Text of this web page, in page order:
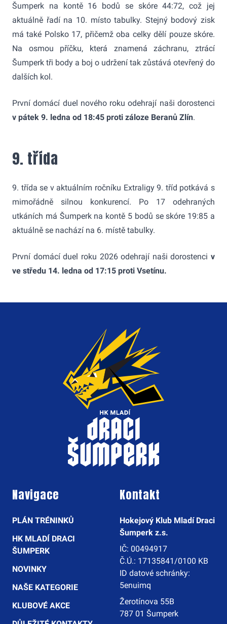
Šumperk na kontě 16 bodů se skóre 44:72, což jej
aktuálně řadí na 10. místo tabulky. Stejný bodový zisk
má také Polsko 17, přičemž oba celky dělí pouze skóre.
Na osmou příčku, která znamená záchranu, ztrácí
Šumperk tři body a boj o udržení tak zůstává otevřený do
dalších kol.
První domácí duel nového roku odehrají naši dorostenci
v pátek 9. ledna od 18:45 proti záloze Beranů Zlín.
9. třída
9. třída se v aktuálním ročníku Extraligy 9. tříd potkává s
mimořádně silnou konkurencí. Po 17 odehraných
utkáních má Šumperk na kontě 5 bodů se skóre 19:85 a
aktuálně se nachází na 6. místě tabulky.
První domácí duel roku 2026 odehrají naši dorostenci v
ve středu 14. ledna od 17:15 proti Vsetínu.
Navigace
PLÁN TRÉNINKŮ
HK MLADÍ DRACI
ŠUMPERK
NOVINKY
NAŠE KATEGORIE
KLUBOVÉ AKCE
Kontakt
Hokejový Klub Mladí Draci
Šumperk z.s.
IČ: 00494917
Č.Ú.: 17135841/0100 KB
ID datové schránky:
5enuimq
Žerotínova 55B
787 01 Šumperk